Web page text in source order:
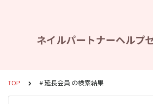
ネイルパートナーヘルプ
TOP # 延長会員 の検索結果